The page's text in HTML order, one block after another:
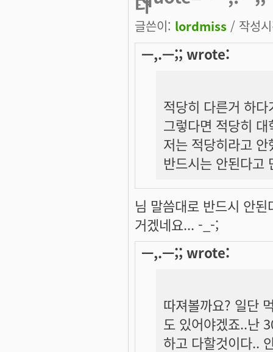
글쓴이: lordmiss / 작성
ㅡ,.ㅡ;; wrote:
적당히 다른거 하
그렇다면 적당히
저는 적당히라고
반드시는 안된다고
님 말씀대로 반드시 안
거겠네요... -_-;
ㅡ,.ㅡ;; wrote:
따져볼까요? 일단
도 있어야겠죠..난
하고 다할것이다..